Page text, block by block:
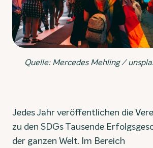
Quelle: Mercedes Mehling /
Jedes Jahr veröffentlichen die
zu den SDGs Tausende
der ganzen Welt. Im Bereich